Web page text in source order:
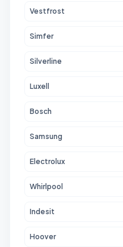
Vestfrost
Simfer
Silverline
Luxell
Bosch
Samsung
Electrolux
Whirlpool
Indesit
Hoover